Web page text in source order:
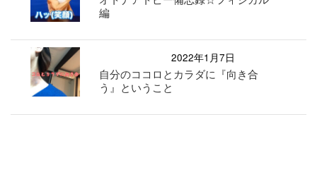
編
2022年1月7日
自分のココロとカラダに『向き合
う』ということ